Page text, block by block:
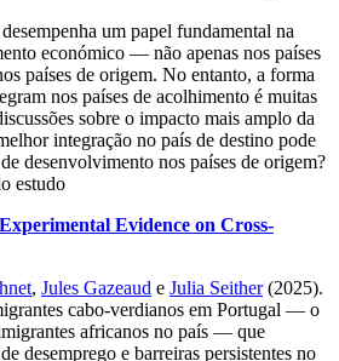
um papel fundamental na
económico — não apenas nos países
países de origem. No entanto, a forma
nos países de acolhimento é muitas
sobre o impacto mais amplo da
integração no país de destino pode
desenvolvimento nos países de origem?
estudo
Evidence on Cross-
, Jules Gazeaud e Julia Seither(2025).
cabo-verdianos em Portugal — o
africanos no país — que
desemprego e barreiras persistentes no